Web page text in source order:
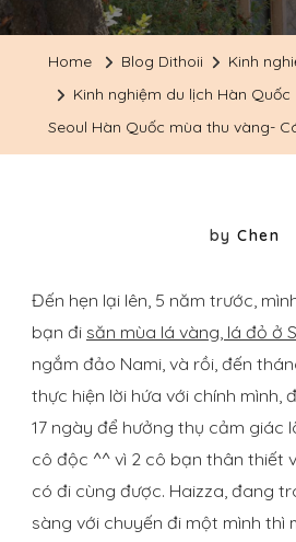
Home Blog Dithoii
Kinh
Kinh nghiệm du lịch Hàn Quốc
Seoul Hàn Quốc mùa thu vàng-
byChen
Đến hẹn lại lên, 5 năm trước,
bạn đi săn mùa lá vàng, lá đỏ ở
ngắm đảo Nami, và rồi, đến
thực hiện lời hứa với chính mình,
17 ngày để hưởng thụ cảm giác
cô độc ^^ vì 2 cô bạn thân thiết
có đi cùng được. Haizza, đang
sàng với chuyến đi một mình thì